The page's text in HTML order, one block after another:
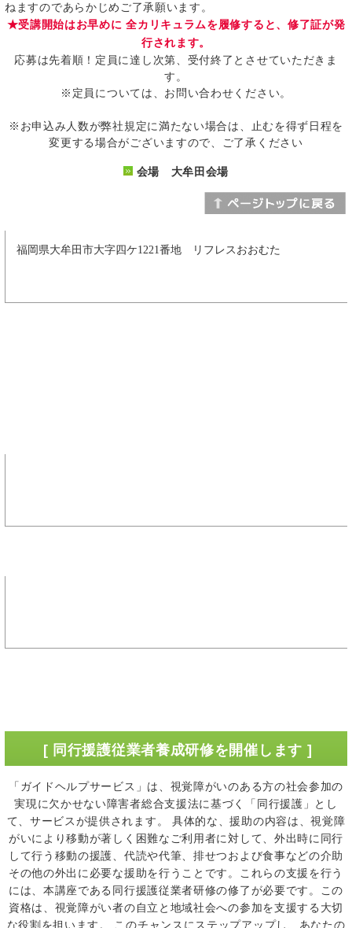
ねますのであらかじめご了承願います。
★受講開始はお早めに 全カリキュラムを履修すると、修了証が発
行されます。
応募は先着順！定員に達し次第、受付終了とさせていただきま
す。
※定員については、お問い合わせください。
※お申込み人数が弊社規定に満たない場合は、止むを得ず日程を
変更する場合がございますので、ご了承ください
会場 大牟田会場
福岡県大牟田市大字四ケ1221番地 リフレスおおむた
[ 同行援護従業者養成研修を開催します ]
「ガイドヘルプサービス」は、視覚障がいのある方の社会参加の
実現に欠かせない障害者総合支援法に基づく「同行援護」とし
て、サービスが提供されます。 具体的な、援助の内容は、視覚障
がいにより移動が著しく困難なご利用者に対して、外出時に同行
して行う移動の援護、代読や代筆、排せつおよび食事などの介助
その他の外出に必要な援助を行うことです。これらの支援を行う
には、本講座である同行援護従業者研修の修了が必要です。この
資格は、視覚障がい者の自立と地域社会への参加を支援する大切
な役割を担います。 このチャンスにステップアップし、あなたの